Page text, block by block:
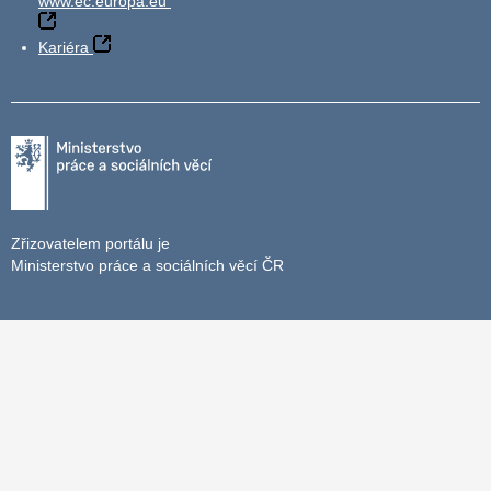
Kariéra
Zřizovatelem portálu je
Ministerstvo práce a sociálních věcí ČR